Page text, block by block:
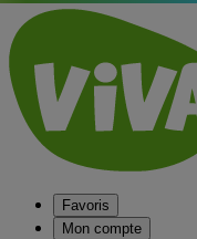
Favoris
Mon compte